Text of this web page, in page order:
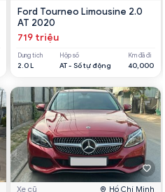
Ford Tourneo Limousine 2.0
AT 2020
719 triệu
Dung tích
2.0 L
Hộp số
AT - Số tự động
Km đã đi
40,000
Xe cũ Hồ Chí Minh